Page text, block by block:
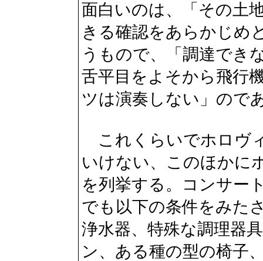
面白いのは、「その土
きる確認をあらかじめ
うもので、「調達でき
舌平目をよそから飛行
ツは演奏しない」ので
これくらいでホロヴ
いけない、このほかに
を列挙する。コンサー
でも以下の条件をみた
浄水器、特殊な調理器
ン、ある種の型の椅子